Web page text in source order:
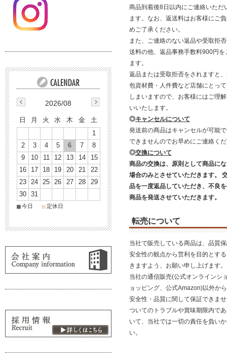
商品到着後8日以内にご連絡いただ
ます。なお、返送料はお客様にご
めご了承ください。
また、ご連絡のない返品や受取拒
送料の他、返品事務手数料900円
ます。
返品または受取拒否をされますと
包資材費・人件費など店舗にとっ
しまいますので、お客様にはご理
いいたします。
◎キャンセルについて
発送前の商品はキャンセルが可能
できませんのでお早めにご連絡く
◎交換について
商品の交換は、原則として商品に
場合のみとさせていただきます。
品を一度返品していただき、不良
商品を発送させていただきます。
転売について
当社で販売している商品は、品質
安全性の観点から営利を目的とす
きますよう、お願い申し上げます。
当社の通信販売(公式オンラインシ
ョッピング、公式Amazon)以外か
安全性・品質に関して保証できま
ついてのトラブルや賞味期限内で
いて、当社では一切の責任を負い
い。
2026/08
日 月 火 水 木 金
土
1
2
3 4 5 6 7
8
9
10 11 12 13 14
15
16
17 18 19 20 21
22
23
24 25 26 27 28
29
30
31
■今日 ■ 定休日